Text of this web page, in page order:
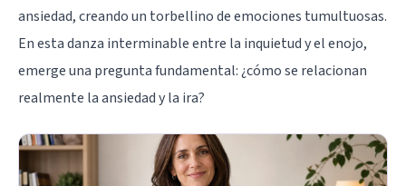
ansiedad, creando un torbellino de emociones tumultuosas.
En esta danza interminable entre la inquietud y el enojo,
emerge una pregunta fundamental: ¿cómo se relacionan
realmente la ansiedad y la ira?